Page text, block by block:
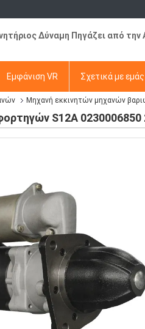
Δύναμη Πηγάζει από
Εμφάνιση VR Σχετικά με εμάς
Μηχανή εκκινητών μηχανών
S12A 0230006850